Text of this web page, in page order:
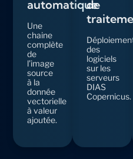
automatique
Une
chaine
complète
de
l’image
source
à la
donnée
vectorielle
à valeur
ajoutée.
de
des
logiciels
sur les
serveurs
DIAS
Copernicus.